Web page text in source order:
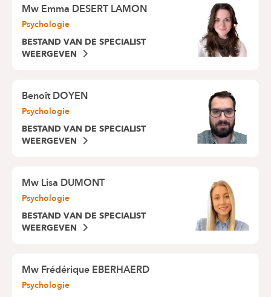
MwEmma DESERT LAMON
Psychologie
BESTAND VAN DE SPECIALIST
WEERGEVEN
Benoît DOYEN
Psychologie
BESTAND VAN DE SPECIALIST
WEERGEVEN
MwLisa DUMONT
Psychologie
BESTAND VAN DE SPECIALIST
WEERGEVEN
MwFrédérique EBERHAERD
Psychologie